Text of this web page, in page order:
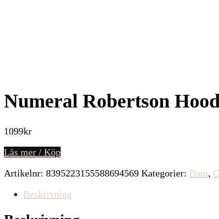
Numeral Robertson
1099kr
Läs mer / Köp
Artikelnr: 8395223155588694569 Kategorier: Dam,
Beskrivning